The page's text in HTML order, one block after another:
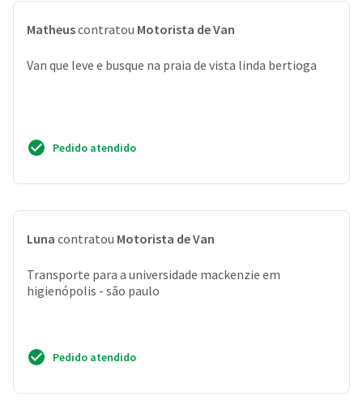
Matheuscontratou Motorista de Van
Van que leve e busque na praia de vista linda bertioga
Pedido atendido
Luna contratou Motorista de Van
Transporte para a universidade mackenzie em
higienópolis - são paulo
Pedido atendido